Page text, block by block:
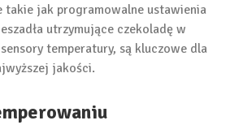
takie jak programowalne ustawienia
utrzymujące czekoladę w
temperatury, są kluczowe dla
jakości.